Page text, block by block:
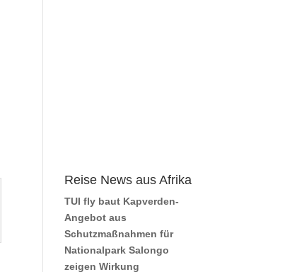
Reise News aus Afrika
TUI fly baut Kapverden-
Angebot aus
Schutzmaßnahmen für
Nationalpark Salongo
zeigen Wirkung